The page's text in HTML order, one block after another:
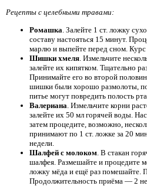
Рецепты с целебными травами:
Ромашка . Залейте 1 ст. ложку
составу настояться 15 минут.
марлю и выпейте перед сном.
Шишки хмеля . Измельчите
залейте их кипятком. Тщательно
Принимайте его во второй
шишки были хорошо размолоты,
питье могут повредить полость
Валериана . Измельчите корни
залейте их 50 мл горячей воды.
затем процедите, возможно,
принимают по 1 ст. ложке за 20
недели.
Шалфей с молоком . В стакан
шалфея. Размешайте и процедите
ложку мёда и ещё раз помешайте.
Продолжительность приёма — 2